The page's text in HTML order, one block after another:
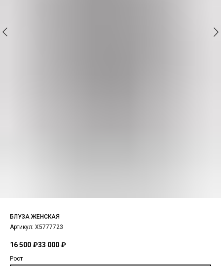
БЛУЗА ЖЕНСКАЯ
Артикул: X5777723
16 500 ₽33 000 ₽
Рост